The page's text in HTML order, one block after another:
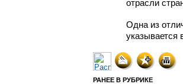
отрасли
Одна из
указывается
РАНЕЕ В РУБРИКЕ